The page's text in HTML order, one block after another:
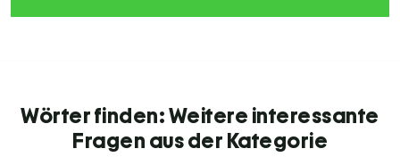
Wörter finden: Weitere interessante
Fragen aus der Kategorie